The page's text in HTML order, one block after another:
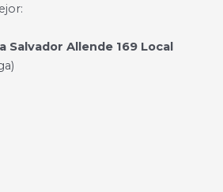
Salvador Allende 169 Local